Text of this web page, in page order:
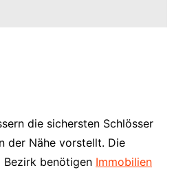
die sichersten Schlösser
der Nähe vorstellt. Die
Bezirk benötigen Immobilien